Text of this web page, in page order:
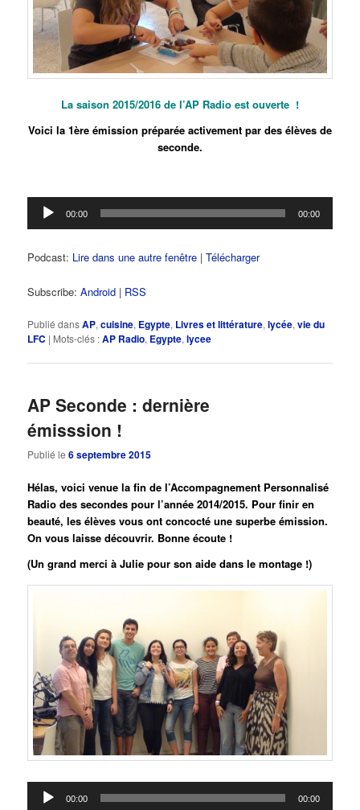
La saison 2015/2016 de l’AP Radio est ouverte !
Voici la 1ère émission préparée activement par des élèves de
seconde.
Lecteur
audio
00:00 00:00
Podcast: Lire dans une autre fenêtre |Télécharger
Subscribe:Android | RSS
Publié dansAP,cuisine, Egypte, Livres et littérature,lycée,vie du
LFC | Mots-clés :AP Radio, Egypte,lycee
AP Seconde : dernière
émisssion !
Publié le6 septembre 2015
Hélas, voici venue la fin de l’Accompagnement Personnalisé
Radio des secondes pour l’année 2014/2015. Pour finir en
beauté, les élèves vous ont concocté une superbe émission.
On vous laisse découvrir. Bonne écoute !
(Un grand merci à Julie pour son aide dans le montage !)
Lecteur
audio
00:00 00:00